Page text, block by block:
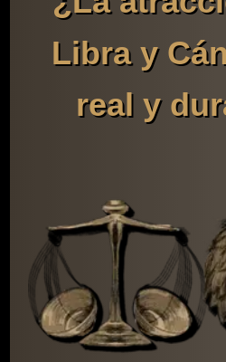
Libra y
real y